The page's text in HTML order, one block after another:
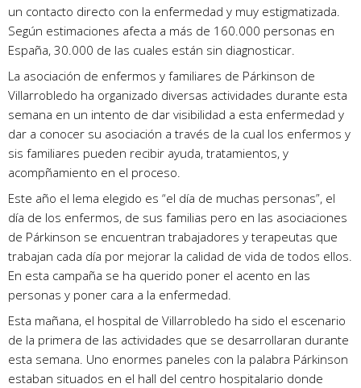
un contacto directo con la enfermedad y muy estigmatizada.
Según estimaciones afecta a más de 160.000 personas en
España, 30.000 de las cuales están sin diagnosticar.
La asociación de enfermos y familiares de Párkinson de
Villarrobledo ha organizado diversas actividades durante esta
semana en un intento de dar visibilidad a esta enfermedad y
dar a conocer su asociación a través de la cual los enfermos y
sis familiares pueden recibir ayuda, tratamientos, y
acompñamiento en el proceso.
Este año el lema elegido es “el día de muchas personas”, el
día de los enfermos, de sus familias pero en las asociaciones
de Párkinson se encuentran trabajadores y terapeutas que
trabajan cada día por mejorar la calidad de vida de todos ellos.
En esta campaña se ha querido poner el acento en las
personas y poner cara a la enfermedad.
Esta mañana, el hospital de Villarrobledo ha sido el escenario
de la primera de las actividades que se desarrollaran durante
esta semana. Uno enormes paneles con la palabra Párkinson
estaban situados en el hall del centro hospitalario donde